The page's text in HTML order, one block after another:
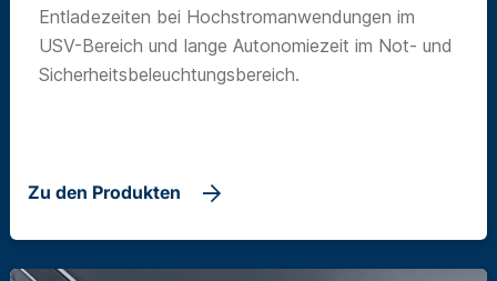
Entladezeiten bei Hochstromanwendungen im
USV-Bereich und lange Autonomiezeit im Not- und
Sicherheitsbeleuchtungsbereich.
Zu den Produkten